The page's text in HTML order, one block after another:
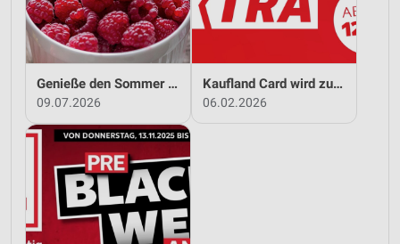
Genieße den Sommer mit Kaufland!
09.07.2026
Kaufland Card wird zu Kaufland Card XTRA!
06.02.2026